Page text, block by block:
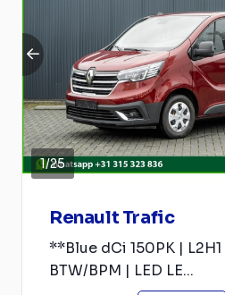
1/25
Renault Trafic
**Blue dCi 150PK |
BTW/BPM | LED LE...